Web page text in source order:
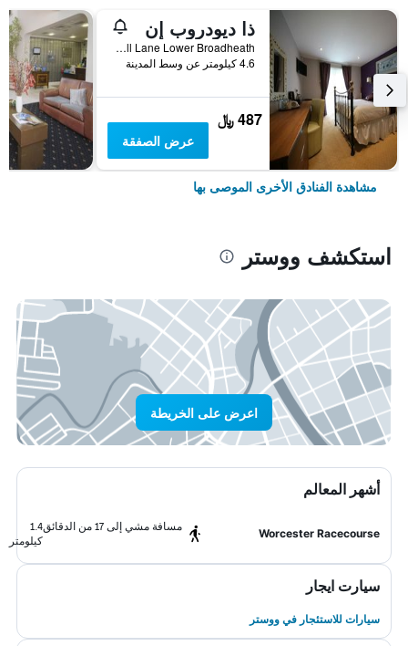
ذا ديودروب إن
Bell Lane Lower Broadheath, ووستر, المملكة المتحدة
4.6 كيلومتر عن وسط المدينة
487 ﷼
عرض الصفقة
مشاهدة الفنادق الأخرى الموصى بها
استكشف ووستر
اعرض على الخريطة
أشهر المعالم
Worcester Racecourse
مسافة مشي إلى 17 من الدقائق
1.4
كيلومتر
سيارت ايجار
سيارات للاستئجار في ووستر